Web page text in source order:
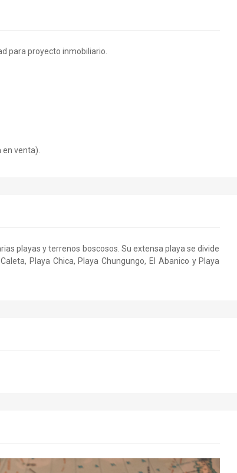
para proyecto inmobiliario.
venta).
playas y terrenos boscosos. Su extensa playa se divide
Playa Chica, Playa Chungungo, El Abanico y Playa